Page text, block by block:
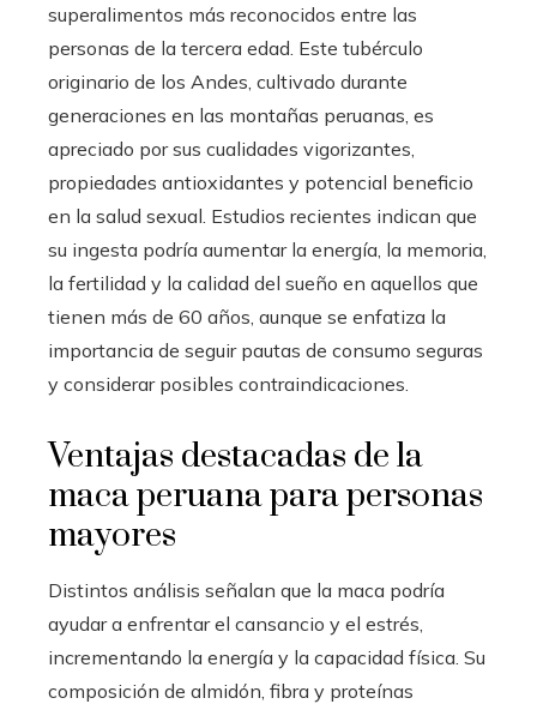
superalimentos más reconocidos entre las
personas de la tercera edad. Este tubérculo
originario de los Andes, cultivado durante
generaciones en las montañas peruanas, es
apreciado por sus cualidades vigorizantes,
propiedades antioxidantes y potencial beneficio
en la salud sexual. Estudios recientes indican que
su ingesta podría aumentar la energía, la memoria,
la fertilidad y la calidad del sueño en aquellos que
tienen más de 60 años, aunque se enfatiza la
importancia de seguir pautas de consumo seguras
y considerar posibles contraindicaciones.
Ventajas destacadas de la
maca peruana para personas
mayores
Distintos análisis señalan que la maca podría
ayudar a enfrentar el cansancio y el estrés,
incrementando la energía y la capacidad física. Su
composición de almidón, fibra y proteínas